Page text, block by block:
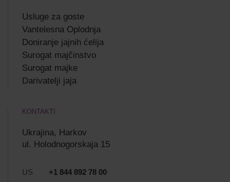
Usluge za goste
Vantelesna Oplodnja
Doniranje jajnih ćelija
Surogat majčinstvo
Surogat majke
Darivatelji jaja
KONTAKTI
Ukrajina, Harkov
ul. Holodnogorskaja 15
US
+1 844 892 78 00